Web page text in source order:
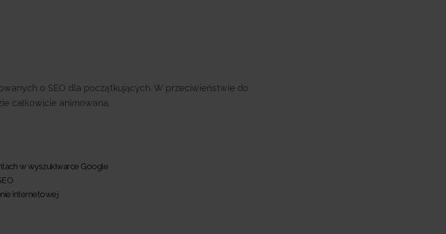
o SEO dla początkujących. W przeciwieństwie do
całkowicie animowana.
w wyszukiwarce Google
internetowej